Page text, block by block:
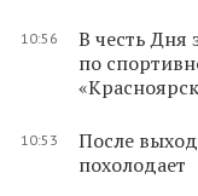
10:56
В честь Дня
по
10:53
После
похолодает